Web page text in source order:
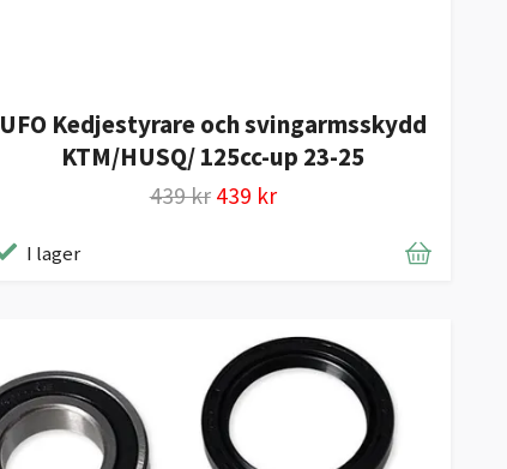
UFO Kedjestyrare och svingarmsskydd
KTM/HUSQ/ 125cc-up 23-25
439 kr 439 kr
I lager